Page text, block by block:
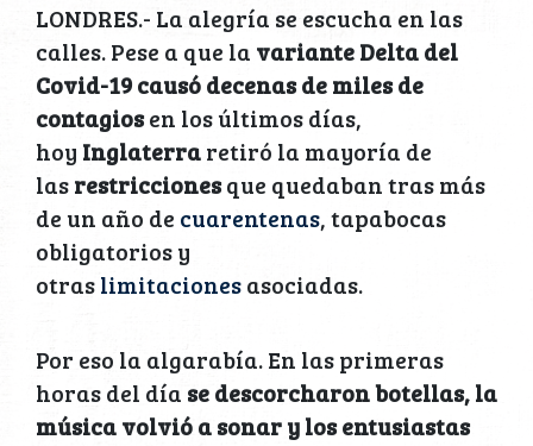
LONDRES.- La alegría se escucha en las
calles. Pese a que la variante Delta del
Covid-19 causó decenas de miles de
contagiosen los últimos días,
hoy Inglaterraretiró la mayoría de
lasrestriccionesque quedaban tras más
de un año de cuarentenas, tapabocas
obligatorios y
otraslimitacionesasociadas.
Por eso la algarabía. En las primeras
horas del día se descorcharon botellas, la
música volvió a sonar y los entusiastas